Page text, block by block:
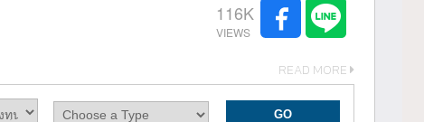
116K
READ MORE